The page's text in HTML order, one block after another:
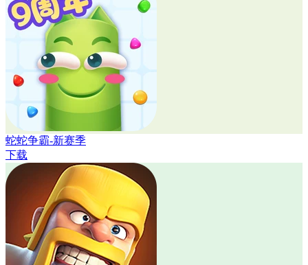
蛇蛇争霸-新赛季
下载